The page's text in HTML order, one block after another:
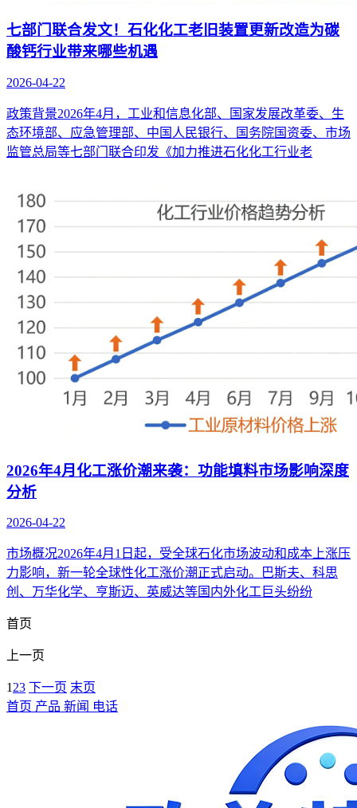
七部门联合发文！石化化工老旧装置更新改造为碳
酸钙行业带来哪些机遇
2026-04-22
政策背景2026年4月，工业和信息化部、国家发展改革委、生
态环境部、应急管理部、中国人民银行、国务院国资委、市场
监管总局等七部门联合印发《加力推进石化化工行业老
2026年4月化工涨价潮来袭：功能填料市场影响深度
分析
2026-04-22
市场概况2026年4月1日起，受全球石化市场波动和成本上涨压
力影响，新一轮全球性化工涨价潮正式启动。巴斯夫、科思
创、万华化学、亨斯迈、英威达等国内外化工巨头纷纷
首页
上一页
1 23 下一页 末页
首页 产品 新闻 电话